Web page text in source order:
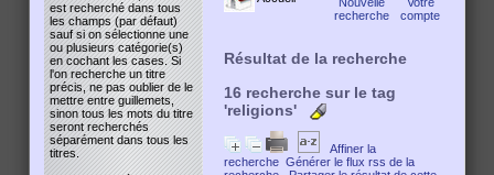
recherche
compte
Résultat de la recherche
16 recherche sur le tag
'religions'
Affiner la
recherche Générer le flux rss de la
est recherché dans tous
les champs (par défaut)
sauf si on sélectionne une
ou plusieurs catégorie(s)
en cochant les cases. Si
l'on recherche un titre
précis, ne pas oublier de le
mettre entre guillemets,
sinon tous les mots du titre
seront recherchés
séparément dans tous les
titres.